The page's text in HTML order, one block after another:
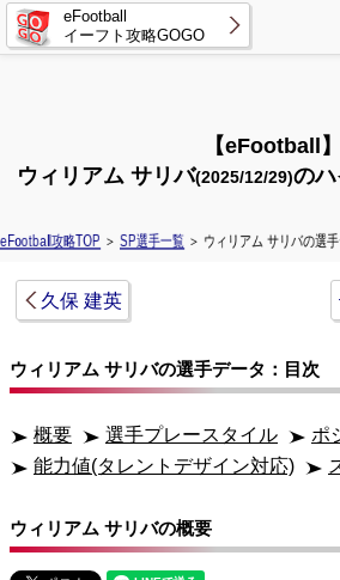
eFootball
イーフト攻略GOGO
【eFootball】
ウィリアム サリバ(2025/12/29)の
eFootball攻略TOP ＞ SP選手一覧 ＞ ウィリアム サリバの選
久保 建英
ウィリアム サリバの選手データ：目次
概要 選手プレースタイル
ポ
能力値(タレントデザイン対応)
ウィリアム サリバの概要